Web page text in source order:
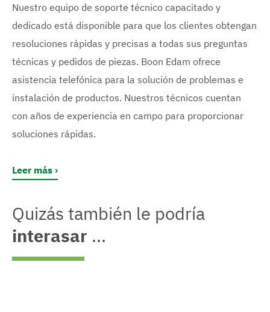
Nuestro equipo de soporte técnico capacitado y
dedicado está disponible para que los clientes obtengan
resoluciones rápidas y precisas a todas sus preguntas
técnicas y pedidos de piezas. Boon Edam ofrece
asistencia telefónica para la solución de problemas e
instalación de productos. Nuestros técnicos cuentan
con años de experiencia en campo para proporcionar
soluciones rápidas.
Leer más
Quizás también le podría
interasar ...